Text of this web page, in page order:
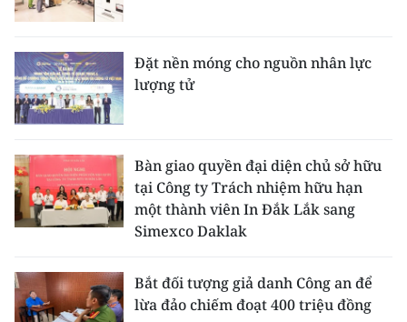
Đặt nền móng cho nguồn nhân lực
lượng tử
Bàn giao quyền đại diện chủ sở hữu
tại Công ty Trách nhiệm hữu hạn
một thành viên In Đắk Lắk sang
Simexco Daklak
Bắt đối tượng giả danh Công an để
lừa đảo chiếm đoạt 400 triệu đồng